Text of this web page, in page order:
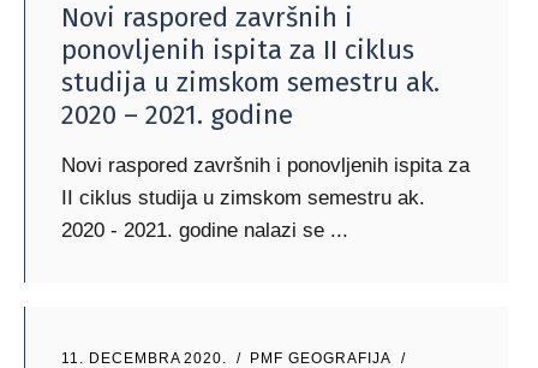
Novi raspored završnih i
ponovljenih ispita za II ciklus
studija u zimskom semestru ak.
2020 – 2021. godine
Novi raspored završnih i ponovljenih ispita za
II ciklus studija u zimskom semestru ak.
2020 - 2021. godine nalazi se
11. DECEMBRA 2020. PMF GEOGRAFIJA